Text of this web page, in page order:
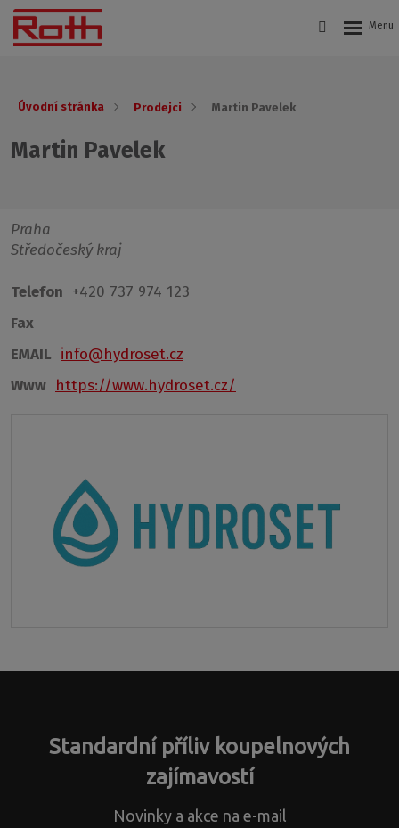
Úvodní stránka Prodejci Martin Pavelek
Martin Pavelek
Praha
Středočeský kraj
Telefon +420 737 974 123
Fax
EMAIL info@hydroset.cz
Www https://www.hydroset.cz/
Standardní příliv koupelnových
zajímavostí
Novinky a akce na e-mail